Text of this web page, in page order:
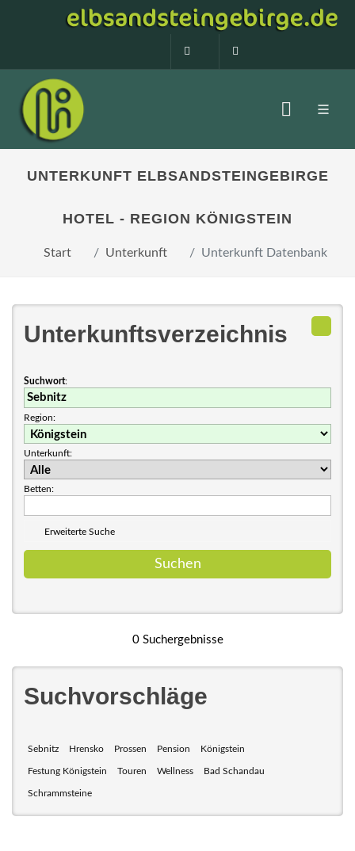
0160 99873408
UNTERKUNFT ELBSANDSTEINGEBIRGE
HOTEL - REGION KÖNIGSTEIN
Start Unterkunft Unterkunft Datenbank
Unterkunftsverzeichnis
Suchwort:
Region:
Unterkunft:
Betten:
Erweiterte Suche
0 Suchergebnisse
Suchvorschläge
Sebnitz Hrensko Prossen Pension Königstein
Festung Königstein Touren Wellness Bad Schandau
Schrammsteine